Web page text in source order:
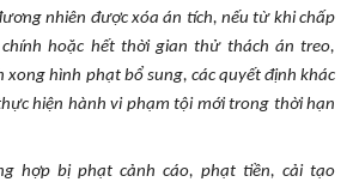
nhiên được xóa án tích, nếu từ khi chấp
hoặc hết thời gian thử thách án treo,
xong hình phạt bổ sung, các quyết định khác
hiện hành vi phạm tội mới trong thời hạn
hợp bị phạt cảnh cáo, phạt tiền, cải tạo